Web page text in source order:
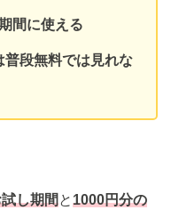
間に使える
普段無料では見れな
し期間と1000円分の